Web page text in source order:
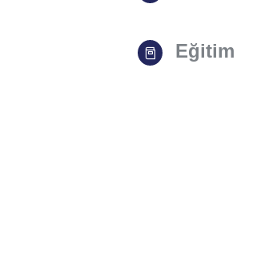
Eğitim